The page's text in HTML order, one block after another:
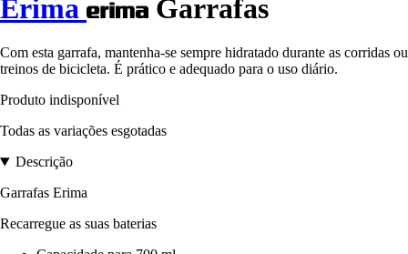
Erima Garrafas
Com esta garrafa, mantenha-se sempre hidratado durante as corridas ou
treinos de bicicleta. É prático e adequado para o uso diário.
Produto indisponível
Todas as variações esgotadas
Descrição
Garrafas Erima
Recarregue as suas baterias